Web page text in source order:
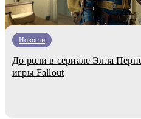
Новости
До роли в сериале Элла
игры Fallout